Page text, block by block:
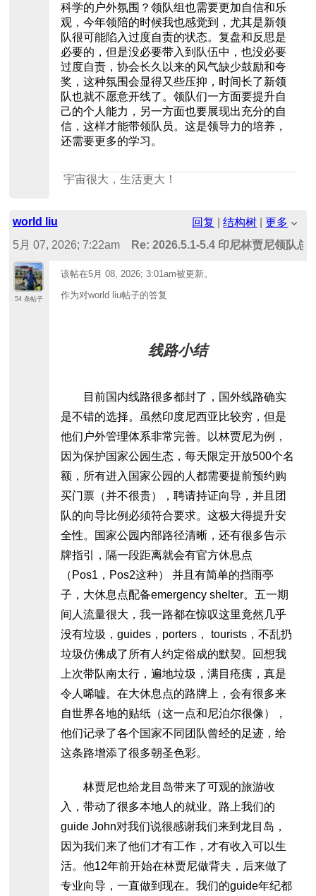
科学的户外氛围？领队组也需要更加自信和乐
观，今年领陪的时候我也感觉到，尤其是新领
队很可能陷入过度自责的状态。复盘和反思是
必要的，但是没必要带入到队伍中，也没必要
过度自责，协会长久以来的风气缺少鼓励和夸
奖，这种氛围会显得又些压抑，时间长了新领
队也就不愿意开线了。领队们一方面要提升自
己的个人能力，另一方面也要展现出充分的自
信，这样才能带领队员。这是领导力的培养，
还需要更多的学习。
宇宙很大，生活更大！
world liu 回复 |结构树 |更多
5月 07, 2026; 7:22am
Re: 2026.5.1-5.4 印尼林贾尼领队总
54 条帖子
该帖在5月 08, 2026; 3:01am被更新。
作为对world liu帖子的答复
线路小结
目前国内线路很多都封了，国外线路确实
是不错的选择。虽然印度尼西亚比较穷，但是
他们户外管理体系非常完善。以林贾尼为例，
因为保护国家公园生态，每天限定开放500个名
额，所有进入国家公园的人都需要提前预约购
买门票（并不很贵），聘请持证向导，并且团
队的向导比例必须符合要求。这极大得提升安
全性。国家公园内部路径清晰，还有很多告示
牌指引，隔一段距离就会有官方休息点
（Pos1，Pos2这种） 并且有简单的挡雨亭
子，大休息点配备emergency shelter。五一期
间人流量很大，我一路都在惊叹这里竟然几乎
没有垃圾，guides，porters， tourists，不乱扔
垃圾仿佛成了所有人约定俗成的默契。回想我
上次带队南太行，遍地垃圾，满目疮痍，真是
令人唏嘘。在大休息点的路牌上，会有很多来
自世界各地的贴纸（这一点和尼泊尔很像），
他们记录了各个国家不同团队曾经的足迹，给
这条路增添了很多朝圣色彩。
林贾尼也给龙目岛带来了可观的旅游收
入，带动了很多本地人的就业。路上我们的
guide John对我们说很感谢我们来到龙目岛，
因为我们来了他们才有工作，才有收入可以生
活。他12年前开始在林贾尼做背夫，后来做了
专业向导，一直做到现在。我们的guide年纪都